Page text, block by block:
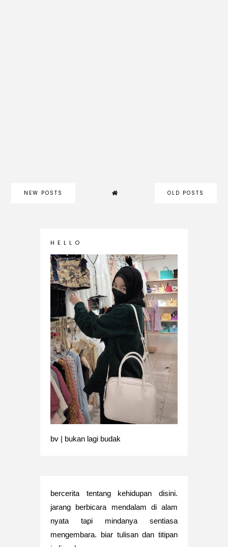
NEW POSTS OLD POSTS
H E L L O
bv | bukan lagi budak
bercerita tentang kehidupan disini.
jarang berbicara mendalam di alam
nyata tapi mindanya sentiasa
mengembara. biar tulisan dan titipan